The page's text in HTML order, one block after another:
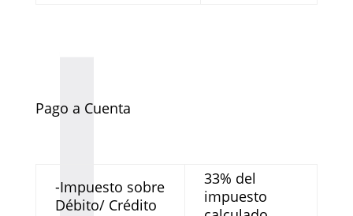
Pago a Cuenta
-Impuesto sobre
Débito/ Crédito
33% del
impuesto